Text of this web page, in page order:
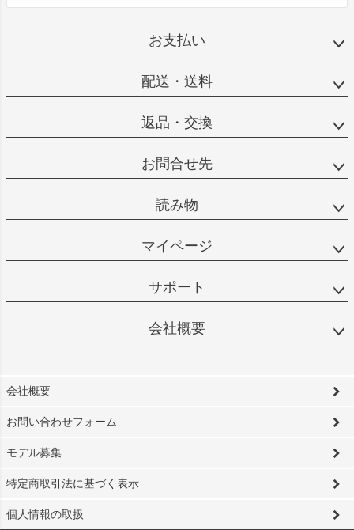
お支払い
配送・送料
返品・交換
お問合せ先
読み物
マイページ
サポート
会社概要
会社概要
お問い合わせフォーム
モデル募集
特定商取引法に基づく表示
個人情報の取扱